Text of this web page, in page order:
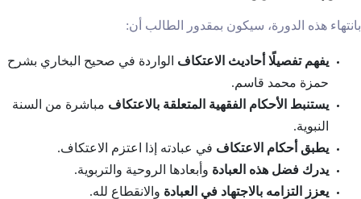
بانتهاء هذه الدورة، سيكون بمقدور الطالب أن:
يفهم تفصيلًا أحاديث الاعتكاف الواردة في صحيح البخاري بشرح
حمزة محمد قاسم.
يستنبط الأحكام الفقهية المتعلقة بالاعتكاف مباشرة من السنة
النبوية.
يطبق أحكام الاعتكاف في عبادته إذا اعتزم الاعتكاف.
يدرك فضل هذه العبادة وأبعادها الروحية والتربوية.
يعزز التزامه بالاجتهاد في العبادة والانقطاع لله.